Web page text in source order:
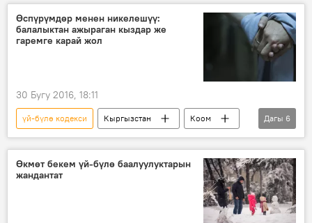
жубайлар
ден соолук
үй-бүлө
Амирбек Мидинов
Өспүрүмдөр менен никелешүү:
балалыктан ажыраган кыздар же
гаремге карай жол
30 Бугу 2016, 18:11
үй-бүлө кодекси Кыргызстан
Коом
Жаңылыктар
дин
каттоо
мыйзам
нике
Өспүрүмдөр менен никелешүүгө тыюу салган мыйзам долбоору
Дагы 6
Өкмөт бекем үй-бүлө баалуулуктарын
жандантат